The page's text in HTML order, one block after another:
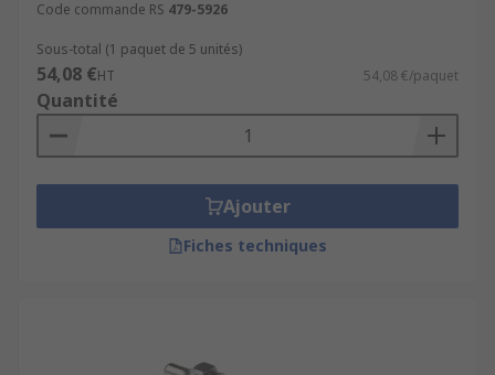
Code commande RS 479-5926
Sous-total (1 paquet de 5 unités)
54,08 €HT 54,08 €/paquet
Quantité
Ajouter
Fiches techniques